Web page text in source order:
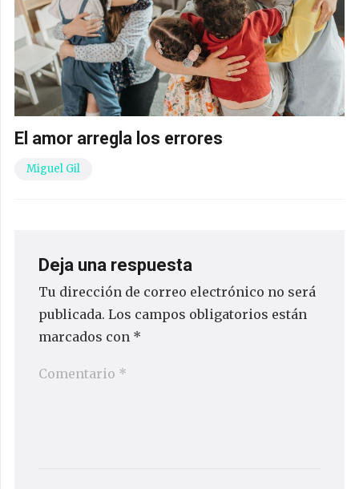
El amor arregla los errores
Miguel Gil
Deja una respuesta
Tu dirección de correo electrónico no será
publicada. Los campos obligatorios están
marcados con *